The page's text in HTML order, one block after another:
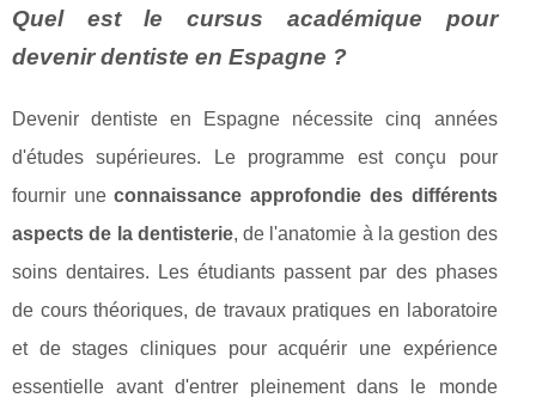
Quel est le cursus académique pour
devenir dentiste en Espagne ?
Devenir dentiste en Espagne nécessite cinq années
d'études supérieures. Le programme est conçu pour
fournir uneconnaissance approfondie des différents
aspects de la dentisterie, de l'anatomie à la gestion des
soins dentaires. Les étudiants passent par des phases
de cours théoriques, de travaux pratiques en laboratoire
et de stages cliniques pour acquérir une expérience
essentielle avant d'entrer pleinement dans le monde